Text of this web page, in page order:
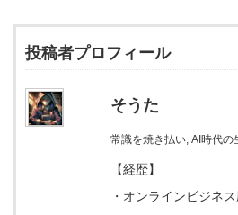
投稿者プロフィール
そうた
常識を焼き払い, AI時代の
【経歴】
・オンラインビジネ